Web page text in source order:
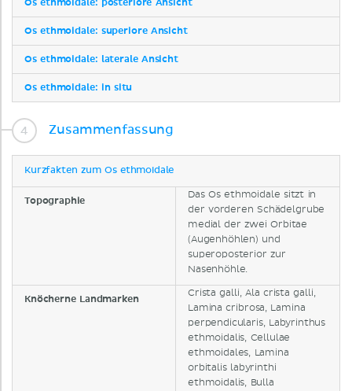
Os ethmoidale: posteriore Ansicht
Os ethmoidale: superiore Ansicht
Os ethmoidale: laterale Ansicht
Os ethmoidale: in situ
Zusammenfassung
Kurzfakten zum Os ethmoidale
Topographie
Das Os ethmoidale sitzt in
der vorderen Schädelgrube
medial der zwei Orbitae
(Augenhöhlen) und
superoposterior zur
Nasenhöhle.
Knöcherne Landmarken
Crista galli, Ala crista galli,
Lamina cribrosa, Lamina
perpendicularis, Labyrinthus
ethmoidalis, Cellulae
ethmoidales, Lamina
orbitalis labyrinthi
ethmoidalis, Bulla